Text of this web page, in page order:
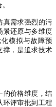
真需求强烈的污
景还原与多维度
模拟与故障预
撑，是追求技术
的价格维度，结
环评审批到工程